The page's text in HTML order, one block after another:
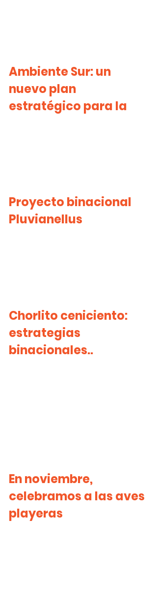
Ambiente Sur: un
nuevo plan
estratégico para la
Proyecto binacional
Pluvianellus
Chorlito ceniciento:
estrategias
binacionales..
En noviembre,
celebramos a las aves
playeras